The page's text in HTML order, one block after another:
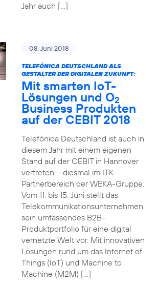
Jahr auch […]
08. Juni 2018
TELEFÓNICA DEUTSCHLAND ALS
GESTALTER DER DIGITALEN ZUKUNFT:
Mit smarten IoT-
Lösungen und O2
Business Produkten
auf der CEBIT 2018
Telefónica Deutschland ist auch in
diesem Jahr mit einem eigenen
Stand auf der CEBIT in Hannover
vertreten – diesmal im ITK-
Partnerbereich der WEKA-Gruppe.
Vom 11. bis 15. Juni stellt das
Telekommunikationsunternehmen
sein umfassendes B2B-
Produktportfolio für eine digital
vernetzte Welt vor. Mit innovativen
Lösungen rund um das Internet of
Things (IoT) und Machine to
Machine (M2M) […]